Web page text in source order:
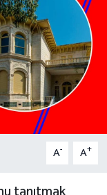
A- A+
tanıtmak